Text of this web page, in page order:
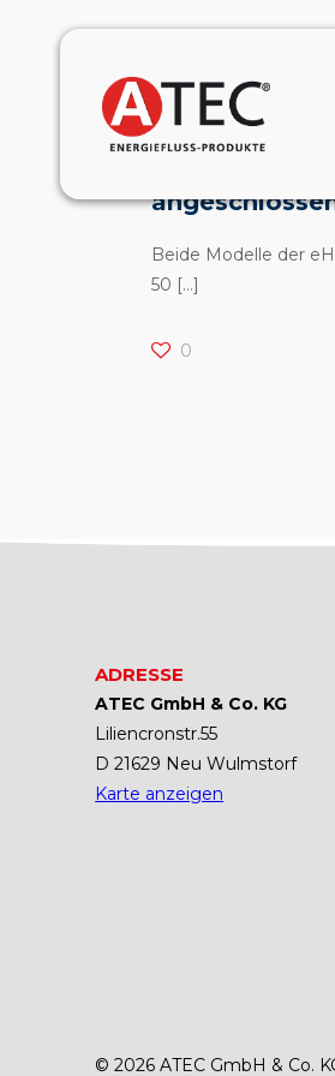
Wie wird die
Wärmepumpe
Beide Modelle der
50 […]
0
ADRESSE
ATEC GmbH & Co. KG
Liliencronstr.55
D 21629 Neu Wulmstorf
Karte anzeigen
© 2026 ATEC GmbH & Co.